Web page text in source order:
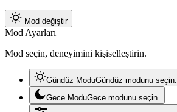
Mod değiştir
Mod Ayarları
Mod seçin, deneyimini kişiselleştirin.
Gündüz ModuGündüz modunu seçin.
Gece ModuGece modunu seçin.